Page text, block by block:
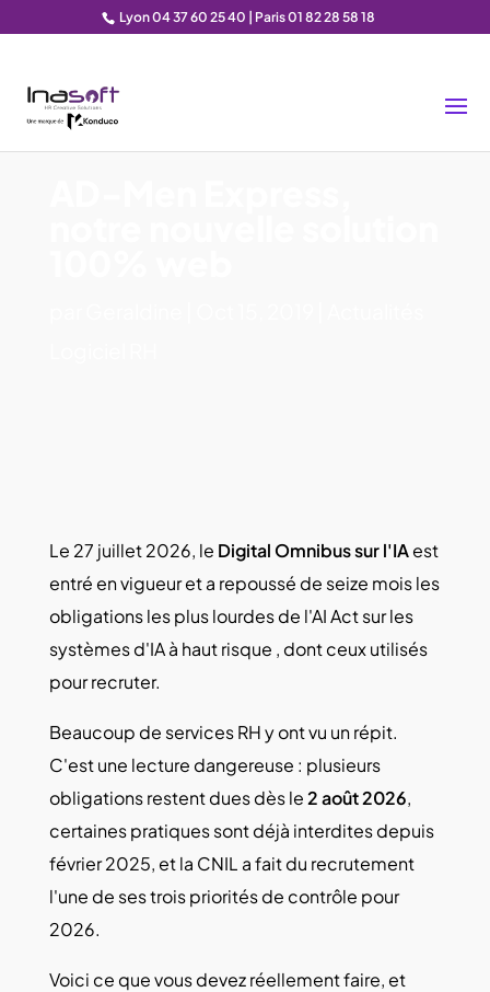
Lyon 04 37 60 25 40 | Paris 01 82 28 58 18
Le 27 juillet 2026, le Digital Omnibus sur l'IAest
entré en vigueur et a repoussé de seize mois les
obligations les plus lourdes de l'AI Act sur les
systèmes d'IA à haut risque , dont ceux utilisés
pour recruter.
Beaucoup de services RH y ont vu un répit.
C'est une lecture dangereuse : plusieurs
obligations restent dues dès le2 août 2026,
certaines pratiques sont déjà interdites depuis
février 2025, et la CNIL a fait du recrutement
l'une de ses trois priorités de contrôle pour
2026.
Voici ce que vous devez réellement faire, et